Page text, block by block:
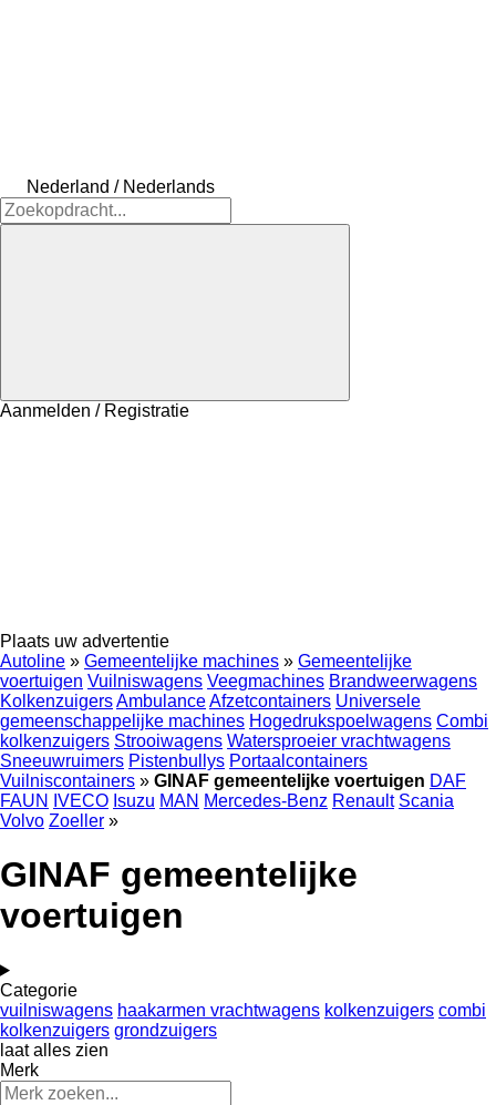
Nederland / Nederlands
Aanmelden / Registratie
Plaats uw advertentie
Autoline » Gemeentelijke machines » Gemeentelijke
voertuigen Vuilniswagens Veegmachines Brandweerwagens
KolkenzuigersAmbulanceAfzetcontainers Universele
gemeenschappelijke machines Hogedrukspoelwagens Combi
kolkenzuigers Strooiwagens Watersproeier vrachtwagens
Sneeuwruimers Pistenbullys Portaalcontainers
Vuilniscontainers » GINAF gemeentelijke voertuigen DAF
FAUN
IVECO Isuzu MAN Mercedes-Benz Renault Scania
Volvo Zoeller »
GINAF gemeentelijke
voertuigen
Categorie
vuilniswagens haakarmen vrachtwagens kolkenzuigers combi
kolkenzuigers grondzuigers
laat alles zien
Merk